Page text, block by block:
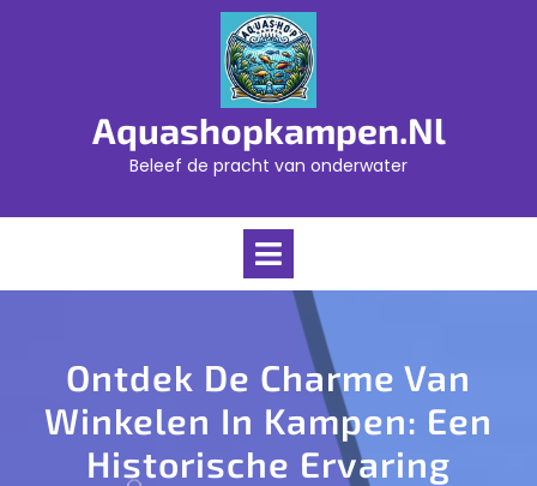
Aquashopkampen.nl
Beleef de pracht van onderwater
Open
Ontdek De Charme Van
Winkelen In Kampen: Een
Historische Ervaring